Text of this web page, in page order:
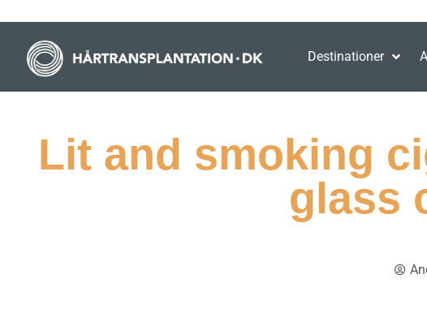
Destinationer
Lit and smoking
glass